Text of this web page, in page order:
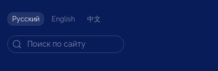
Русский English 中文